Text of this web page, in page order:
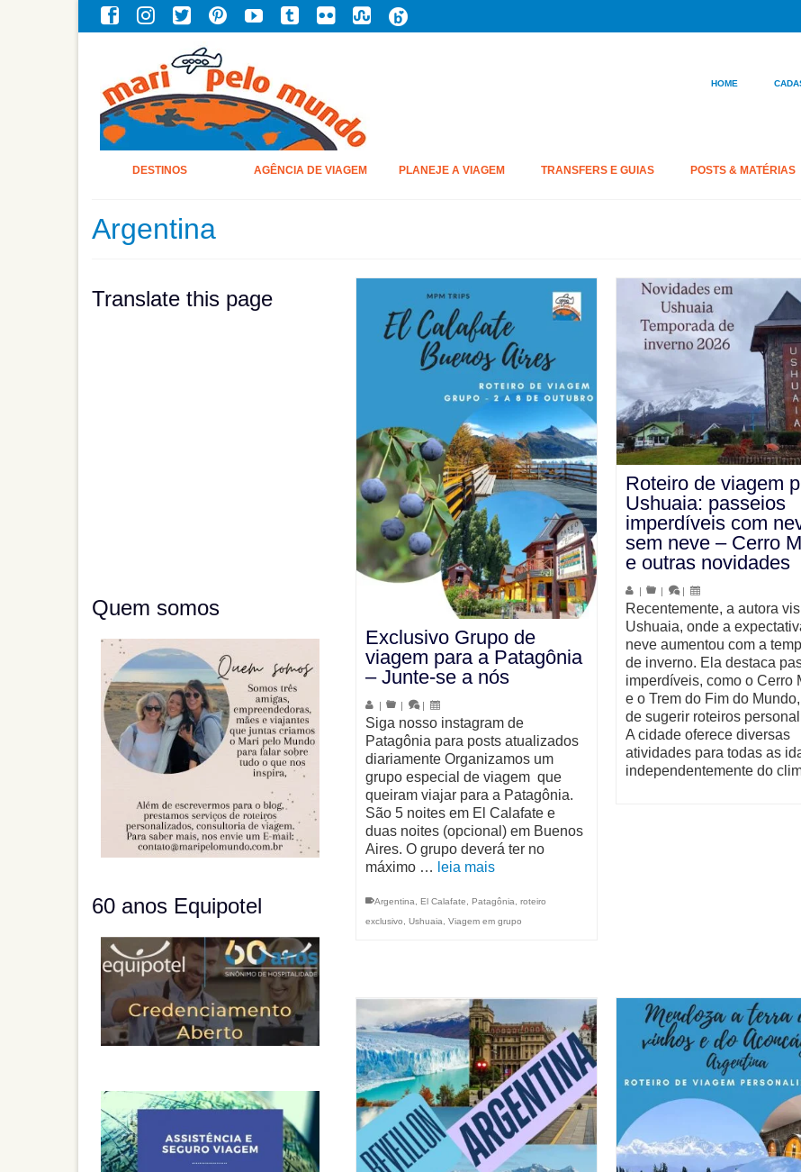
HOME
DESTINOS AGÊNCIA DE VIAGEM PLANEJE A VIAGEM TRANSFERS E GUIAS POSTS & MATÉRIAS
Argentina
Exclusivo Grupo de
viagem para a Patagônia
– Junte-se a nós
| | |
Siga nosso instagram de
Patagônia para posts atualizados
diariamente Organizamos um
grupo especial de viagem que
queiram viajar para a Patagônia.
São 5 noites em El Calafate e
duas noites (opcional) em Buenos
Aires. O grupo deverá ter no
máximo … leia mais
Argentina El Calafate Patagônia
roteiro
exclusivo
Ushuaia Viagem em grupo
Roteiro de viagem
Ushuaia: passeios
imperdíveis com
sem neve – Cerro
e outras novidades
| | |
Recentemente, a autora
Ushuaia, onde a
neve aumentou com a
de inverno. Ela destaca
imperdíveis, como o Cerro
e o Trem do Fim do
de sugerir roteiros
A cidade oferece diversas
atividades para todas as
independentemente do
Translate this page
Quem somos
60 anos Equipotel